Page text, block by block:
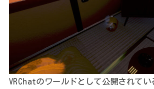
VRChatのワールドとして公開されてい